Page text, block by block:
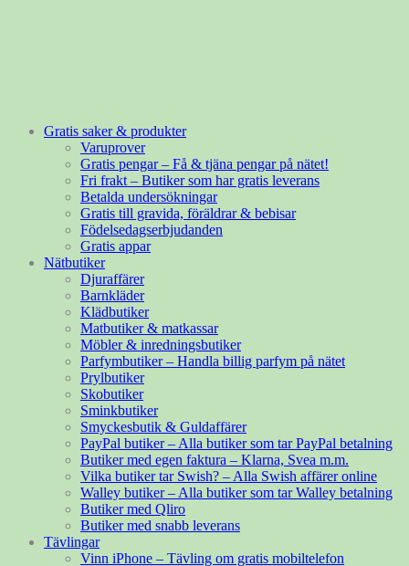
Gratis saker & produkter
Varuprover
Gratis pengar – Få & tjäna pengar på nätet!
Fri frakt – Butiker som har gratis leverans
Betalda undersökningar
Gratis till gravida, föräldrar & bebisar
Födelsedagserbjudanden
Gratis appar
Nätbutiker
Djuraffärer
Barnkläder
Klädbutiker
Matbutiker & matkassar
Möbler & inredningsbutiker
Parfymbutiker – Handla billig parfym på nätet
Prylbutiker
Skobutiker
Sminkbutiker
Smyckesbutik & Guldaffärer
PayPal butiker – Alla butiker som tar PayPal betalning
Butiker med egen faktura – Klarna, Svea m.m.
Vilka butiker tar Swish? – Alla Swish affärer online
Walley butiker – Alla butiker som tar Walley betalning
Butiker med Qliro
Butiker med snabb leverans
Tävlingar
Vinn iPhone – Tävling om gratis mobiltelefon